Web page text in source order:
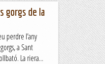
gorgs de la
perdre l’any
a Sant
La riera...